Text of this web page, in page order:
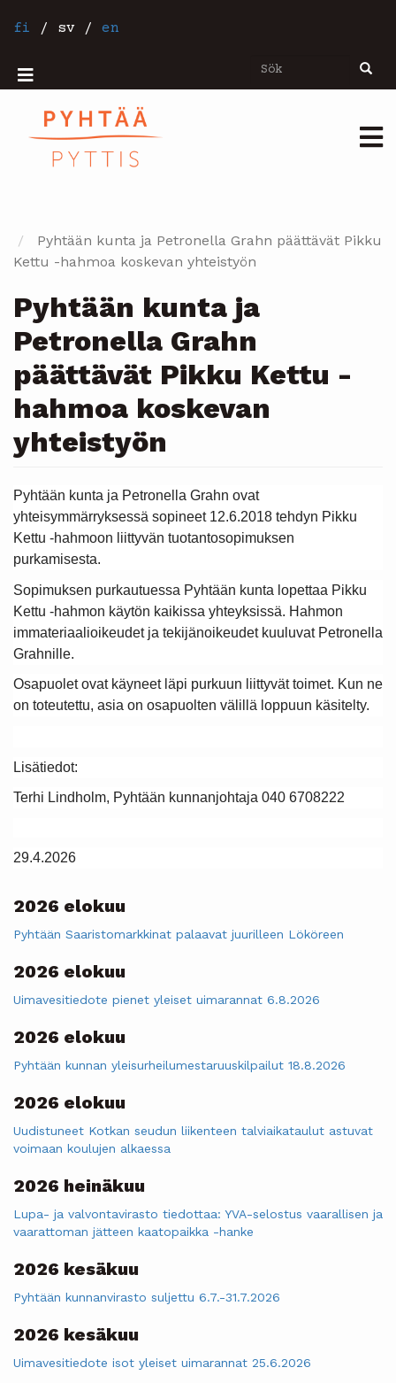
tillfi / sv / en
Sök Sök
Mobiilivalikko
Pyhtään kunta ja Petronella Grahn päättävät Pikku
Kettu -hahmoa koskevan yhteistyön
Pyhtään kunta ja
Petronella Grahn
päättävät Pikku Kettu -
hahmoa koskevan
yhteistyön
Pyhtään kunta ja Petronella Grahn ovat
yhteisymmärryksessä sopineet 12.6.2018 tehdyn Pikku
Kettu -hahmoon liittyvän tuotantosopimuksen
purkamisesta.
Sopimuksen purkautuessa Pyhtään kunta lopettaa Pikku
Kettu -hahmon käytön kaikissa yhteyksissä. Hahmon
immateriaalioikeudet ja tekijänoikeudet kuuluvat Petronella
Grahnille.
Osapuolet ovat käyneet läpi purkuun liittyvät toimet. Kun ne
on toteutettu, asia on osapuolten välillä loppuun käsitelty.
Lisätiedot:
Terhi Lindholm, Pyhtään kunnanjohtaja 040 6708222
29.4.2026
2026 elokuu
Pyhtään Saaristomarkkinat palaavat juurilleen Lököreen
2026 elokuu
Uimavesitiedote pienet yleiset uimarannat 6.8.2026
2026 elokuu
Pyhtään kunnan yleisurheilumestaruuskilpailut 18.8.2026
2026 elokuu
Uudistuneet Kotkan seudun liikenteen talviaikataulut astuvat
voimaan koulujen alkaessa
2026 heinäkuu
Lupa- ja valvontavirasto tiedottaa: YVA-selostus vaarallisen ja
vaarattoman jätteen kaatopaikka -hanke
2026 kesäkuu
Pyhtään kunnanvirasto suljettu 6.7.-31.7.2026
2026 kesäkuu
Uimavesitiedote isot yleiset uimarannat 25.6.2026